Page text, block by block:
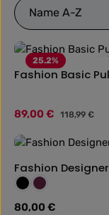
25.2%
Fashion Basic
Verkaufspreis:
89,00 € Regulärer
118,99 €
Fashion
Farbe:
Schwarz
Weinrot
Regulärer Preis:
80,00 €